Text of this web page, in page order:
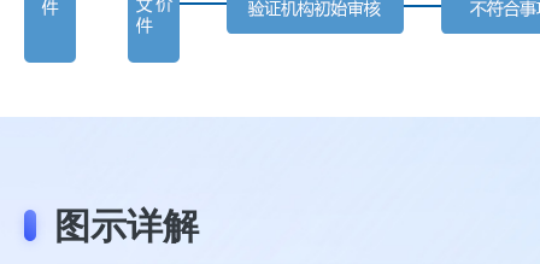
图示详解